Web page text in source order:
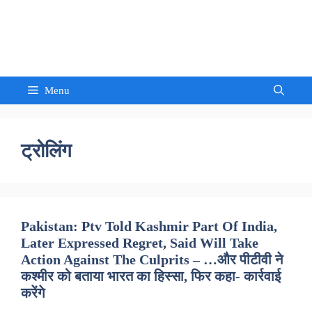
Menu
ट्रोलिंग
Pakistan: Ptv Told Kashmir Part Of India,
Later Expressed Regret, Said Will Take
Action Against The Culprits – …और पीटीवी ने
कश्मीर को बताया भारत का हिस्सा, फिर कहा- कार्रवाई
करेंगे